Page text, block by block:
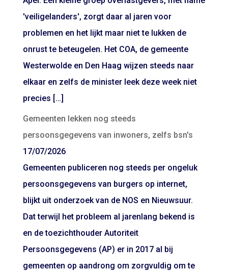
'veiligelanders', zorgt daar al jaren voor
problemen en het lijkt maar niet te lukken de
onrust te beteugelen. Het COA, de gemeente
Westerwolde en Den Haag wijzen steeds naar
elkaar en zelfs de minister leek deze week niet
precies […]
Gemeenten lekken nog steeds
persoonsgegevens van inwoners, zelfs bsn's
17/07/2026
Gemeenten publiceren nog steeds per ongeluk
persoonsgegevens van burgers op internet,
blijkt uit onderzoek van de NOS en Nieuwsuur.
Dat terwijl het probleem al jarenlang bekend is
en de toezichthouder Autoriteit
Persoonsgegevens (AP) er in 2017 al bij
gemeenten op aandrong om zorgvuldig om te